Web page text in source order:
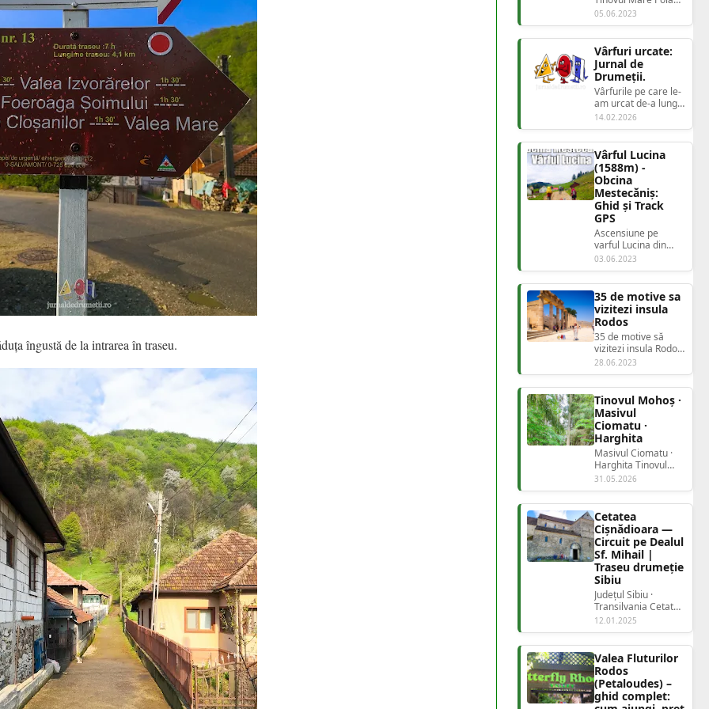
îngustă de la intrarea în traseu.
Stampei: Incursiune
în cea mai mare
turbărie din
Român...
05.06.2023
Vârfuri urcate:
Jurnal de
Drumeții.
Vârfurile pe care le-
am urcat de-a lungul
anilor, o evidență
autentică a locurilor
unde am...
14.02.2026
Vârful Lucina
(1588m) -
Obcina
Mestecăniș:
Ghid și Track
GPS
Ascensiune pe
varful Lucina din
Obcina Mestecăniș -
ghid complet,
coordonate, Track
GPS Ob...
03.06.2023
35 de motive sa
vizitezi insula
Rodos
35 de motive să
vizitezi insula Rodos
– Ghid complet
pentru o vacanță
memorabilă Tot ce...
28.06.2023
Tinovul Mohoș ·
Masivul
Ciomatu ·
Harghita
Masivul Ciomatu ·
Harghita Tinovul
Mohoșrezervație
naturală în crater...
31.05.2026
Cetatea
Cișnădioara —
Circuit pe Dealul
Sf. Mihail |
Traseu drumeție
Sibiu
Județul Sibiu ·
Transilvania Cetatea
CișnădioaraCircuit
pe Dealul Sf. M...
12.01.2025
Valea Fluturilor
Rodos
(Petaloudes) –
ghid complet: